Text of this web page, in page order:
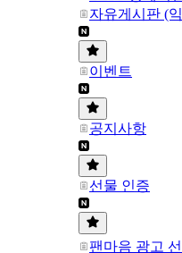
자유게시판 (
이벤트
공지사항
선물 인증
팬마음 광고